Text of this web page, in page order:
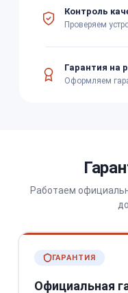
Контроль
Проверяем
Гарантия на
Оформляем
Работаем
ГАРАНТИЯ
Официальная